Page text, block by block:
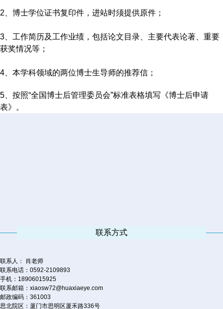
2、博士学位证书复印件，进站时须提供原件；
3、工作简历及工作业绩，包括论文目录、主要代表论著、重要
获奖情况等；
4、本学科领域的两位博士生导师的推荐信；
5、按照“全国博士后管理委员会”标准表格填写《博士后申请
表》。
联系方式
联系人： 肖老师
联系电话：0592-2109893
手机：18906015925
联系邮箱：xiaosw72@huaxiaeye.com
邮政编码：361003
思北院区：厦门市思明区厦禾路336号